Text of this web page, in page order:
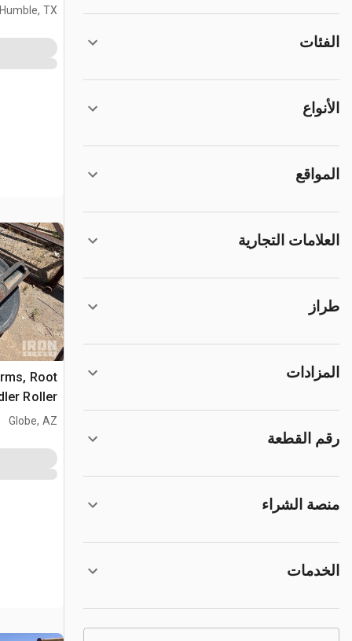
الفئات
الأنواع
المواقع
العلامات التجارية
طراز
المزادات
رقم القطعة
منصة الشراء
الخدمات
TX
Root
مجنزر - Fits Cat D10
Globe, AZ